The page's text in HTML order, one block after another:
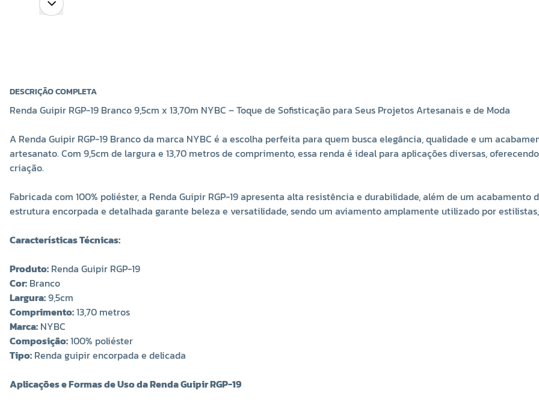
DESCRIÇÃO COMPLETA
Renda Guipir RGP-19 Branco 9,5cm x 13,70m NYBC – Toque de Sofisticação para Seus Projetos Artesanais e de Moda
A Renda Guipir RGP-19 Branco da marca NYBC é a escolha perfeita para quem busca elegância, qualidade e um
artesanato. Com 9,5cm de largura e 13,70 metros de comprimento, essa renda é ideal para aplicações diversas,
criação.
Fabricada com 100% poliéster, a Renda Guipir RGP-19 apresenta alta resistência e durabilidade, além de um acabamento
estrutura encorpada e detalhada garante beleza e versatilidade, sendo um aviamento amplamente utilizado por
Características Técnicas:
Produto: Renda Guipir RGP-19
Cor: Branco
Largura:9,5cm
Comprimento:13,70 metros
Marca: NYBC
Composição:100% poliéster
Tipo: Renda guipir encorpada e delicada
Aplicações e Formas de Uso da Renda Guipir RGP-19